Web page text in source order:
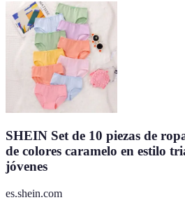
SHEIN Set de 10 piezas de
de colores caramelo en estilo
jóvenes
es.shein.com